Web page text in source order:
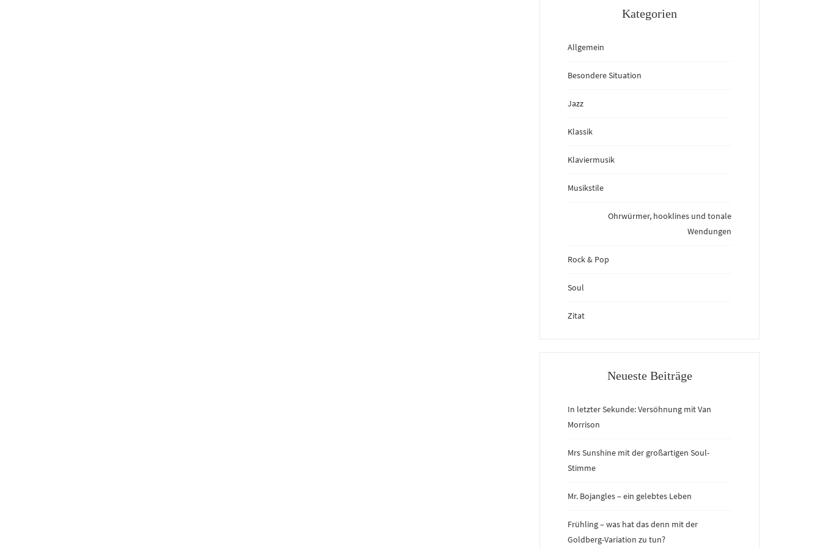
Kategorien
Allgemein
Besondere Situation
Jazz
Klassik
Klaviermusik
Musikstile
Ohrwürmer, hooklines und tonale
Wendungen
Rock & Pop
Soul
Zitat
Neueste Beiträge
In letzter Sekunde: Versöhnung mit Van
Morrison
Mrs Sunshine mit der großartigen Soul-
Stimme
Mr. Bojangles – ein gelebtes Leben
Frühling – was hat das denn mit der
Goldberg-Variation zu tun?